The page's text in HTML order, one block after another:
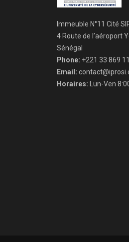
Immeuble N°11 Cité
4 Route de l’aéroport
Sénégal
Phone: +221 33 869
Email:
Horaires: Lun-Ven